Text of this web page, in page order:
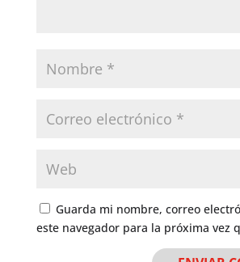
Guarda mi nombre, correo
este navegador para la próxima vez